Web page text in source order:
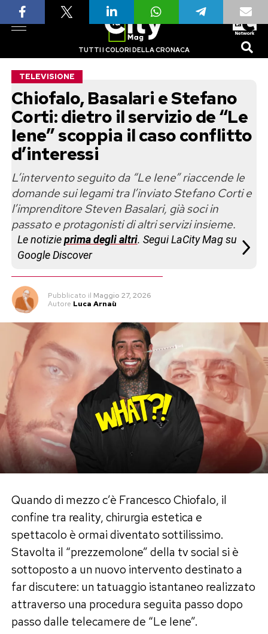
TUTTI I COLORI DELLA CRONACA
TELEVISIONE
Chiofalo, Basalari e Stefano
Corti: dietro il servizio de “Le
Iene” scoppia il caso conflitto
d’interessi
L’intervento seguito da “Le Iene” riaccende le
domande sui legami tra l’inviato Stefano Corti e
l’imprenditore Steven Basalari, già soci in
passato e protagonisti di altri servizi insieme.
Le notizieprima degli altri. Segui LaCity Mag su
Google Discover
Pubblicato il Maggio 27, 2026
Autore Luca Arnaù
Quando di mezzo c’è Francesco Chiofalo, il
confine tra reality, chirurgia estetica e
spettacolo è ormai diventato sottilissimo.
Stavolta il “prezzemolone” della tv social si è
sottoposto a un nuovo intervento destinato a
far discutere: un tatuaggio istantaneo realizzato
attraverso una procedura seguita passo dopo
passo dalle telecamere de “Le Iene”.